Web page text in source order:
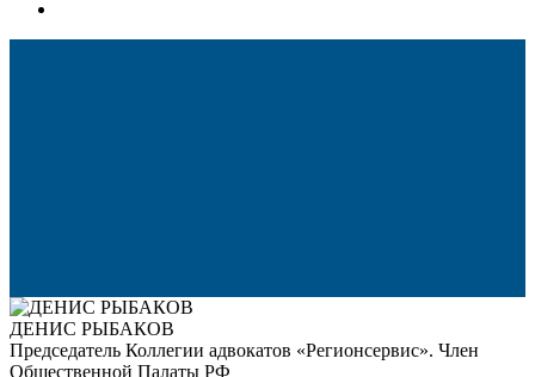
ДЕНИС РЫБАКОВ
Председатель Коллегии адвокатов «Регионсервис». Член
Общественной Палаты РФ